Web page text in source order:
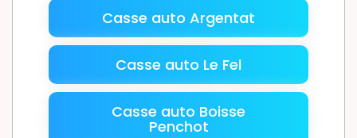
Casse auto Argentat
Casse auto Le Fel
Casse auto Boisse
Penchot